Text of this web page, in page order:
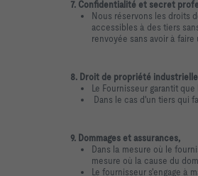
7. Confidentialité et secret
Nous réservons les droits
accessibles à des tiers
renvoyée sans avoir à
8. Droit de propriété
Le Fournisseur garantit
Dans le cas d'un tiers qui
9. Dommages et assurances,
Dans la mesure où le
mesure où la cause du
Le fournisseur s'engage à